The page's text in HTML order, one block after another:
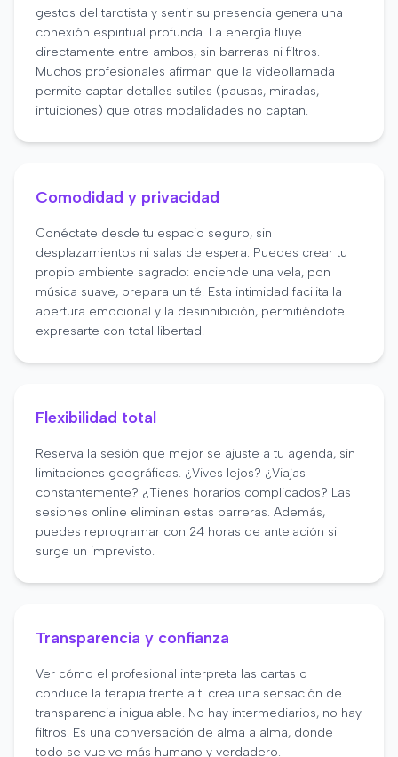
gestos del tarotista y sentir su presencia genera una
conexión espiritual profunda. La energía fluye
directamente entre ambos, sin barreras ni filtros.
Muchos profesionales afirman que la videollamada
permite captar detalles sutiles (pausas, miradas,
intuiciones) que otras modalidades no captan.
Comodidad y privacidad
Conéctate desde tu espacio seguro, sin
desplazamientos ni salas de espera. Puedes crear tu
propio ambiente sagrado: enciende una vela, pon
música suave, prepara un té. Esta intimidad facilita la
apertura emocional y la desinhibición, permitiéndote
expresarte con total libertad.
Flexibilidad total
Reserva la sesión que mejor se ajuste a tu agenda, sin
limitaciones geográficas. ¿Vives lejos? ¿Viajas
constantemente? ¿Tienes horarios complicados? Las
sesiones online eliminan estas barreras. Además,
puedes reprogramar con 24 horas de antelación si
surge un imprevisto.
Transparencia y confianza
Ver cómo el profesional interpreta las cartas o
conduce la terapia frente a ti crea una sensación de
transparencia inigualable. No hay intermediarios, no hay
filtros. Es una conversación de alma a alma, donde
todo se vuelve más humano y verdadero.